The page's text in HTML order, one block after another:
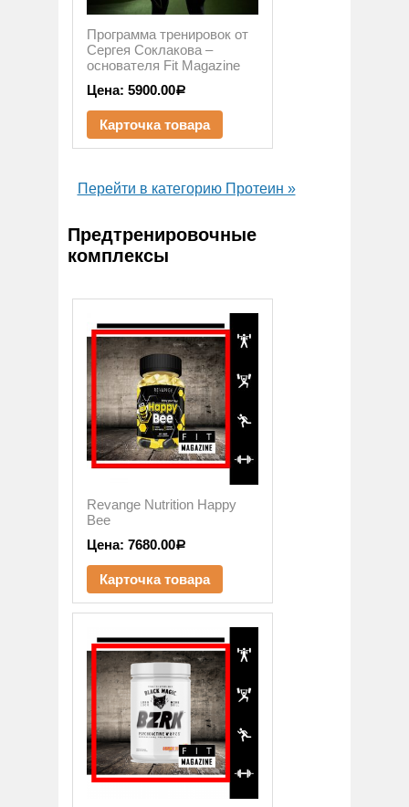
Программа тренировок от
Сергея Соклакова –
основателя Fit Magazine
Цена: 5900.00Р
Карточка товара
Перейти в категорию Протеин »
Предтренировочные
комплексы
Revange Nutrition Happy
Bee
Цена: 7680.00Р
Карточка товара